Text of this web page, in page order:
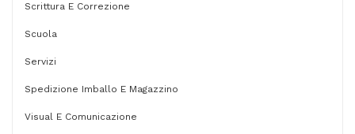
Scrittura E Correzione
Scuola
Servizi
Spedizione Imballo E Magazzino
Visual E Comunicazione